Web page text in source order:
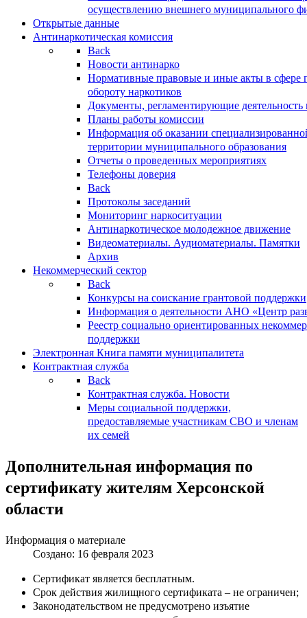
осуществлению внешнего муниципального
Открытые данные
Антинаркотическая комиссия
Back
Новости антинарко
Нормативные правовые и иные акты в сфере
обороту наркотиков
Документы, регламентирующие деятельность
Планы работы комиссии
Информация об оказании
территории муниципального образования
Отчеты о проведенных мероприятиях
Телефоны доверия
Back
Протоколы заседаний
Мониторинг наркоситуации
Антинаркотическое молодежное движение
Видеоматериалы. Аудиоматериалы. Памятки
Архив
Некоммерческий сектор
Back
Конкурсы на соискание грантовой поддержки
Информация о деятельности АНО «Центр
Реестр социально ориентированных
поддержки
Электронная Книга памяти муниципалитета
Контрактная служба
Back
Контрактная служба. Новости
Меры социальной поддержки,
предоставляемые участникам СВО и членам
их семей
Дополнительная информация по
сертификату жителям Херсонской
области
Информация о материале
Создано: 16 февраля 2023
Сертификат является бесплатным.
Срок действия жилищного сертификата – не ограничен;
Законодательством не предусмотрено изъятие